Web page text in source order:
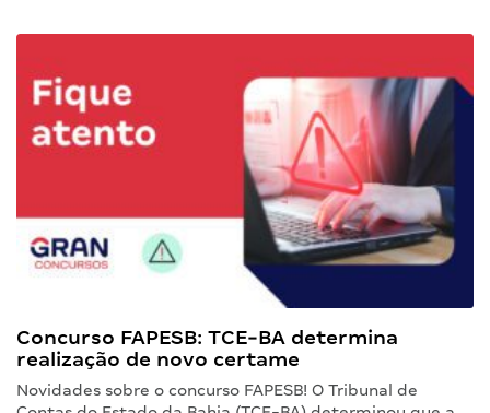
Concurso FAPESB: TCE-BA determina
realização de novo certame
Novidades sobre o concurso FAPESB! O Tribunal de